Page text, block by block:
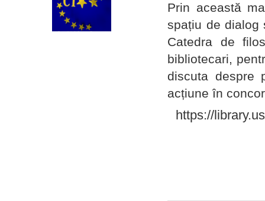
Prin această
spațiu de dialog
Catedra de
bibliotecari,
discuta despre
acțiune în
https://